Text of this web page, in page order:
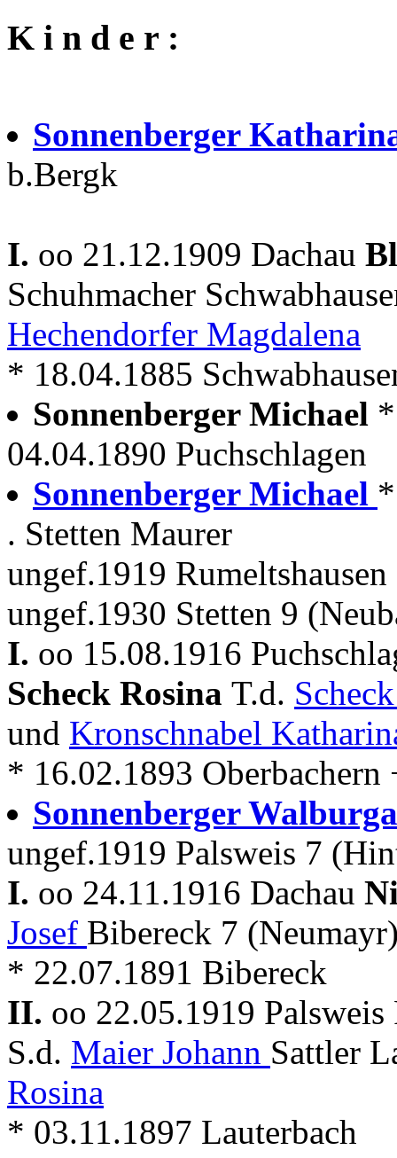
K i n d e r :
Sonnenberger
b.Bergk
I. oo 21.12.1909 Dachau
Schuhmacher
Hechendorfer Magdalena
* 18.04.1885
Sonnenberger Michael
04.04.1890 Puchschlagen
Sonnenberger Michael
. Stetten Maurer
ungef.1919
ungef.1930 Stetten 9
I. oo 15.08.1916
Scheck Rosina T.d.
und Kronschnabel
* 16.02.1893 Oberbachern
Sonnenberger
ungef.1919 Palsweis 7
I. oo 24.11.1916 Dachau
Josef Bibereck 7
* 22.07.1891 Bibereck
II. oo 22.05.1919
S.d. Maier Johann Sattler
Rosina
* 03.11.1897 Lauterbach